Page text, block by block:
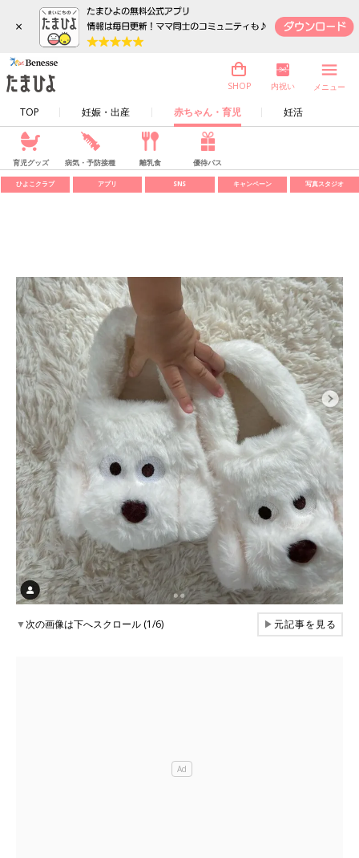
×
TOP 妊娠・出産 赤ちゃん・育児 妊活
SHOP 内祝い メニュー
育児グッズ 病気・予防接種 離乳食 優待パス
ひよこクラブ アプリ SNS キャンペーン 写真スタジオ
▼次の画像は下へスクロール (1/6) ▶元記事を見る